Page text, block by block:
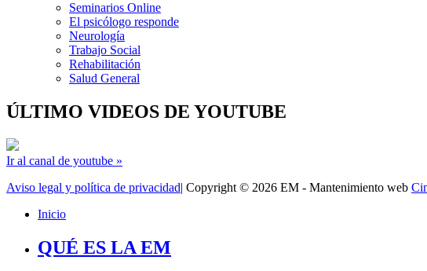
Seminarios Online
El psicólogo responde
Neurología
Trabajo Social
Rehabilitación
Salud General
ÚLTIMO VIDEOS DE YOUTUBE
Ir al canal de youtube »
Aviso legal y política de privacidad| Copyright © 2026 EM - Mantenimiento web
Inicio
QUÉ ES LA EM